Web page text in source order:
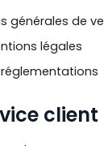
générales de
légales
client